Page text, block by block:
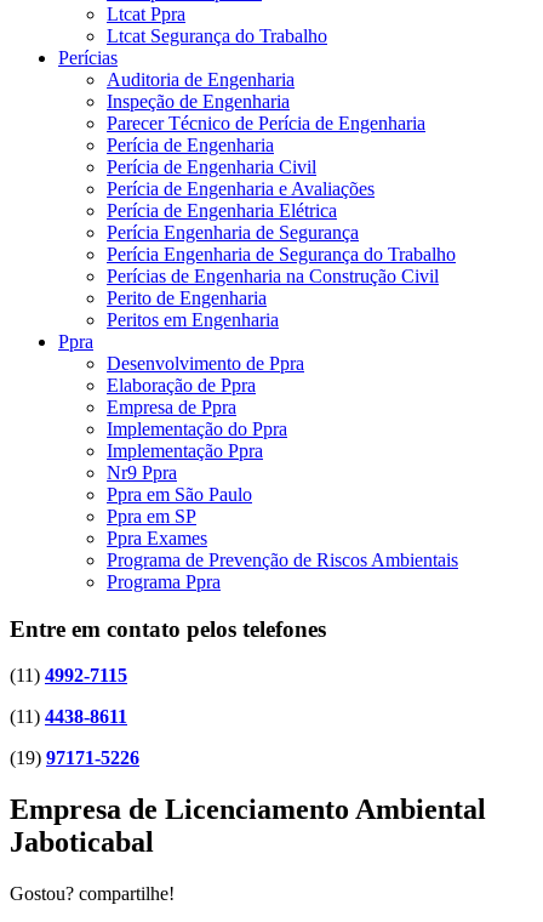
Ltcat Ppra
Ltcat Segurança do Trabalho
Perícias
Auditoria de Engenharia
Inspeção de Engenharia
Parecer Técnico de Perícia de Engenharia
Perícia de Engenharia
Perícia de Engenharia Civil
Perícia de Engenharia e Avaliações
Perícia de Engenharia Elétrica
Perícia Engenharia de Segurança
Perícia Engenharia de Segurança do Trabalho
Perícias de Engenharia na Construção Civil
Perito de Engenharia
Peritos em Engenharia
Ppra
Desenvolvimento de Ppra
Elaboração de Ppra
Empresa de Ppra
Implementação do Ppra
Implementação Ppra
Nr9 Ppra
Ppra em São Paulo
Ppra em SP
Ppra Exames
Programa de Prevenção de Riscos Ambientais
Programa Ppra
Entre em contato pelos telefones
(11) 4992-7115
(11) 4438-8611
(19) 97171-5226
Empresa de Licenciamento Ambiental
Jaboticabal
Gostou? compartilhe!